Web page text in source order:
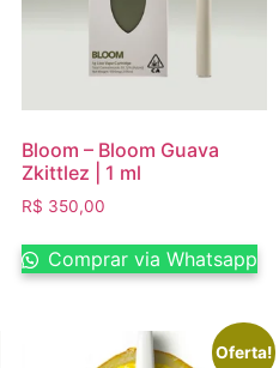
Bloom – Bloom Guava
Zkittlez | 1 ml
R$ 350,00
Comprar via Whatsapp
Oferta!